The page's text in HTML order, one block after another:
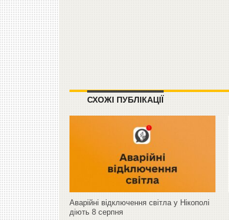
СХОЖІ ПУБЛІКАЦІЇ
Аварійні відключення світла у Нікополі
діють 8 серпня